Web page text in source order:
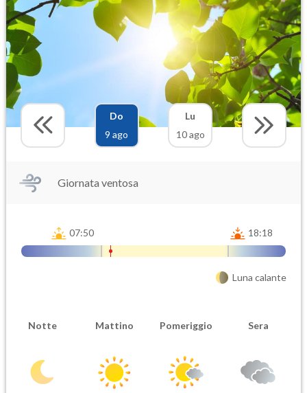
Do
9 ago
Lu
10 ago
Giornata ventosa
07:50 18:18
Luna calante
Notte Mattino Pomeriggio Sera